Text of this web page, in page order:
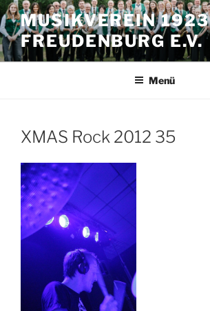
Zum
Inhalt
springen
MUSIKVEREIN 1923
FREUDENBURG E.V.
Menü
XMAS Rock 2012 35